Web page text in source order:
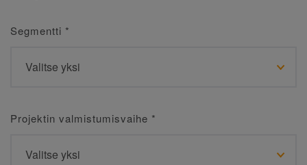
Segmentti *
Projektin valmistumisvaihe *